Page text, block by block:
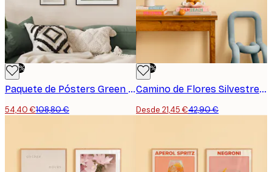
-50%
Paquete de Pósters Green Harmony
54,40 €108,80 €
-50%
Camino de Flores Silvestres Paquete de Pósters
Desde 21,45 €42,90 €